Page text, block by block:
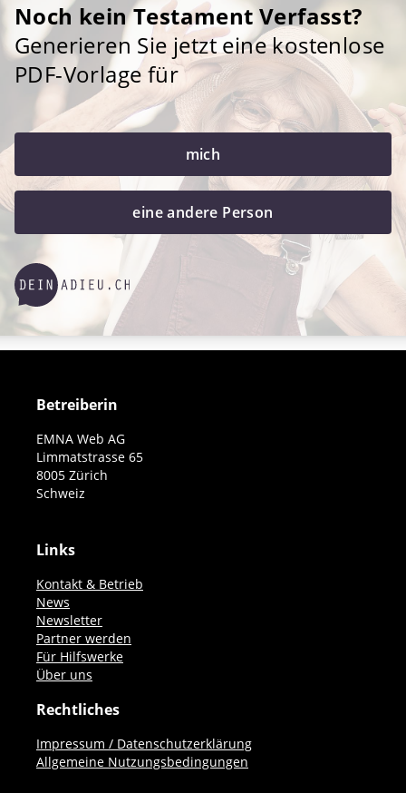
Noch kein Testament Verfasst?
Generieren Sie jetzt eine kostenlose
PDF-Vorlage für
mich
eine andere Person
Betreiberin
EMNA Web AG
Limmatstrasse 65
8005 Zürich
Schweiz
Links
Kontakt & Betrieb
News
Newsletter
Partner werden
Für Hilfswerke
Über uns
Rechtliches
Impressum / Datenschutzerklärung
Allgemeine Nutzungsbedingungen